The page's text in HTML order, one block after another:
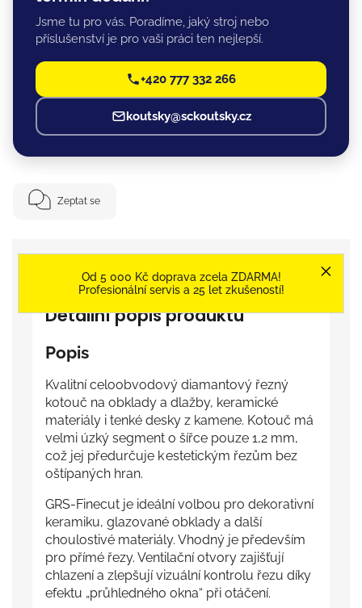
Od 5 000 Kč doprava zcela ZDARMA!
Profesionální servis a 25 let zkušeností!
Jsme tu pro vás. Poradíme, jaký stroj nebo
příslušenství je pro vaši práci ten nejlepší.
+420 777 332 266
koutsky@sckoutsky.cz
Zeptat se
Popis ZnačkaGent
Detailní popis produktu
Popis
Kvalitní celoobvodový diamantový řezný
kotouč na obklady a dlažby, keramické
materiály i tenké desky z kamene. Kotouč má
velmi úzký segment o šířce pouze 1,2 mm,
což jej předurčuje k estetickým řezům bez
oštípaných hran.
GRS-Finecut je ideální volbou pro dekorativní
keramiku, glazované obklady a další
choulostivé materiály. Vhodný je především
pro přímé řezy. Ventilační otvory zajišťují
chlazení a zlepšují vizuální kontrolu řezu díky
efektu „průhledného okna“ při otáčení.